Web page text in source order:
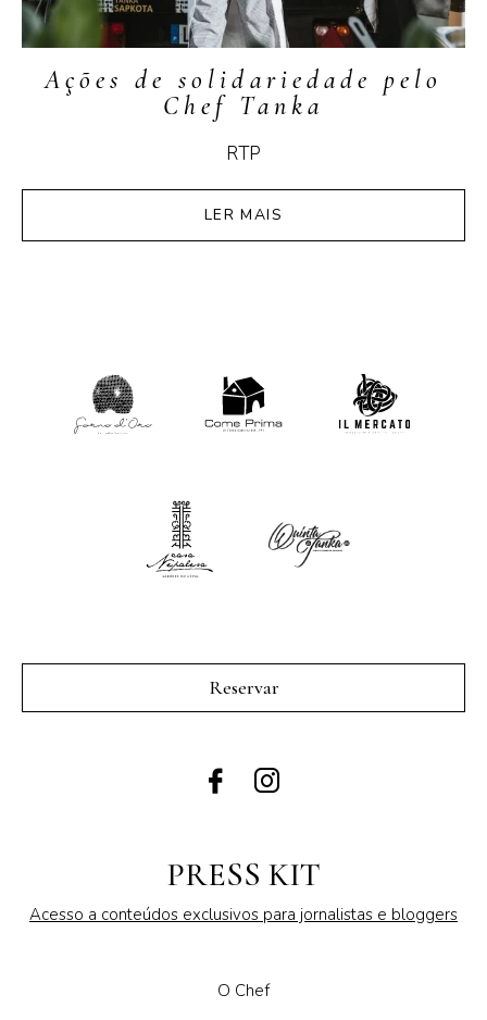
Ações de solidariedade pelo
Chef Tanka
RTP
LER MAIS
Reservar
PRESS KIT
Acesso a conteúdos exclusivos para jornalistas e bloggers
O Chef